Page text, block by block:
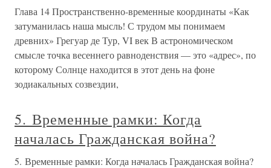
Глава 14 Пространственно-временные координаты «Как
затуманилась наша мысль! С трудом мы понимаем
древних» Грегуар де Тур, VI век В астрономическом
смысле точка весеннего равноденствия — это «адрес», по
которому Солнце находится в этот день на фоне
зодиакальных созвездии,
5. Временные рамки: Когда
началась Гражданская война?
5. Временные рамки: Когда началась Гражданская война?